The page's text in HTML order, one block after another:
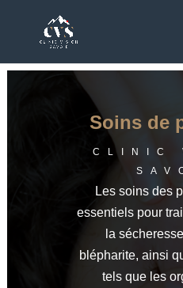
Soins de
CLINIC
Les soins des
essentiels pour
la
blépharite, ainsi
tels que les